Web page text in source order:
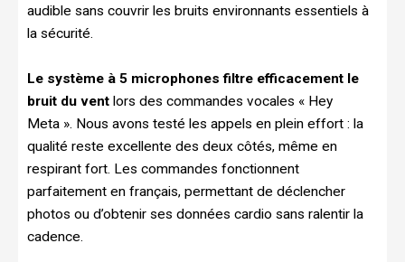
audible sans couvrir les bruits environnants essentiels à
la sécurité.
Le système à 5 microphones filtre efficacement le
bruit du vent lors des commandes vocales « Hey
Meta ». Nous avons testé les appels en plein effort : la
qualité reste excellente des deux côtés, même en
respirant fort. Les commandes fonctionnent
parfaitement en français, permettant de déclencher
photos ou d’obtenir ses données cardio sans ralentir la
cadence.